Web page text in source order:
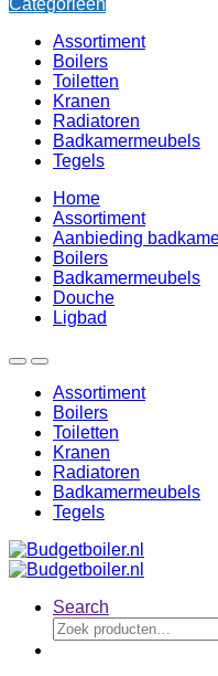
Categorieën
Assortiment
Boilers
Toiletten
Kranen
Radiatoren
Badkamermeubels
Tegels
Home
Assortiment
Aanbieding
Boilers
Badkamermeubels
Douche
Ligbad
Assortiment
Boilers
Toiletten
Kranen
Radiatoren
Badkamermeubels
Tegels
Search
Zoeken
naar: